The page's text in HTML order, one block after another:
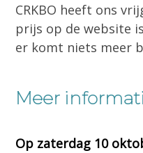
CRKBO heeft ons
prijs op de website
er komt niets meer
Meer
Op zaterdag 10